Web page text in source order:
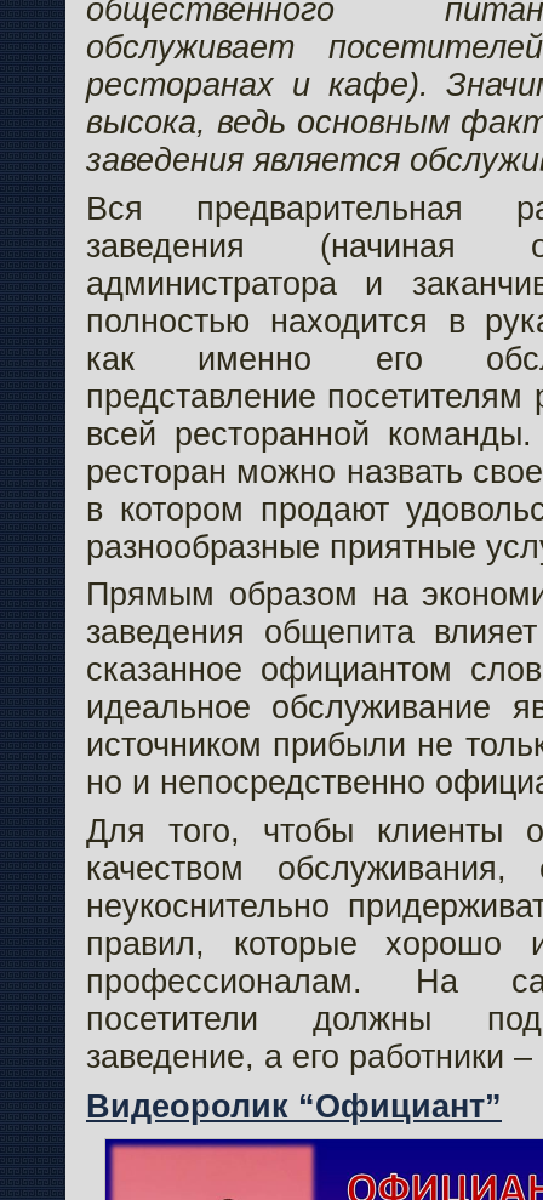
общественного
обслуживает
ресторанах и кафе).
высока, ведь основным
заведения является
Вся предварительная
заведения (начиная
администратора и
полностью находится в
как именно его
представление посетителям
всей ресторанной
ресторан можно назвать
в котором продают
разнообразные приятные
Прямым образом на
заведения общепита
сказанное официантом
идеальное обслуживание
источником прибыли не
но и непосредственно
Для того, чтобы клиенты
качеством
неукоснительно
правил, которые хорошо
профессионалам. На
посетители должны
заведение, а его работники
Видеоролик “Официант”